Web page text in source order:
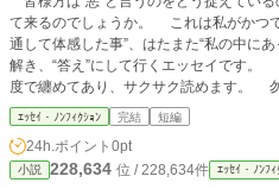
て来るのでしょうか。 これは私がかつて“先達から教わった事”や“私の人生を
通して体感した事”、はたまた“私の中に
解き、“答え”にして行くエッセイです。 １話１話は２０００～３０００文字程
度で纏めてあり、サクサク読めます。 勿論、これらを信じるかどうかは皆様
方にお任せ致します（多分、それほど大
ｴｯｾｲ・ﾉﾝﾌｨｸｼｮﾝ 完結 短編
24h.ポイント 0pt
小説 228,634 位 / 228,634件 ｴｯｾｲ・ﾉﾝﾌｨ